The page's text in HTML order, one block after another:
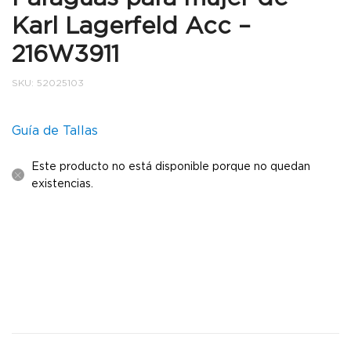
Karl Lagerfeld Acc –
216W3911
SKU: 52025103
Guía de Tallas
Este producto no está disponible porque no quedan
existencias.